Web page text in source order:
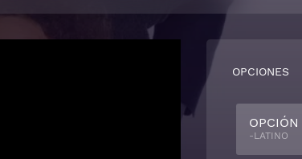
OPCIONES
OPCIÓN
-LATINO